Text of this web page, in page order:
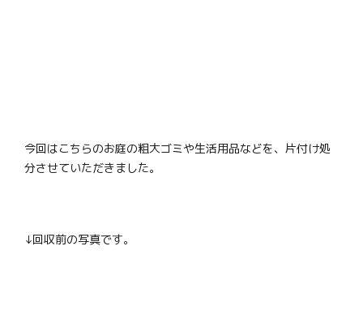
今回はこちらのお庭の粗大ゴミや生活用品などを、片付け処
分させていただきました。
↓回収前の写真です。